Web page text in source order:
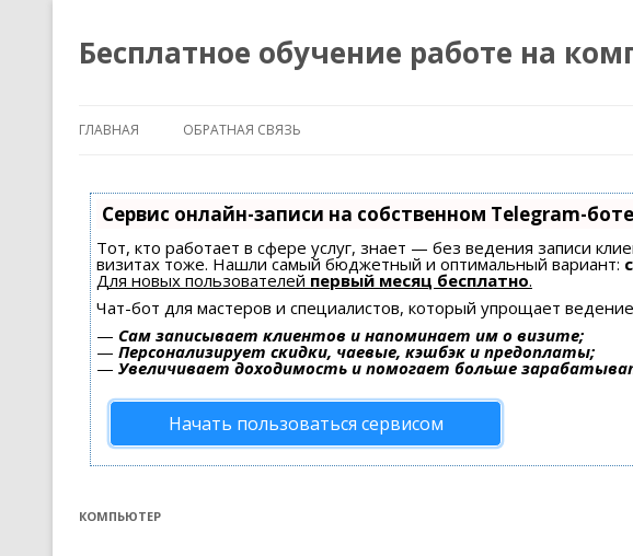
Бесплатное обучение работе на
ГЛАВНАЯ ОБРАТНАЯ СВЯЗЬ
Сервис онлайн-записи на собственном Telegram-боте
Тот, кто работает в сфере услуг, знает — без ведения записи
визитах тоже. Нашли самый бюджетный и оптимальный вариант:
Для новых пользователей первый месяц бесплатно.
Чат-бот для мастеров и специалистов, который упрощает
— Сам записывает клиентов и напоминает им о визите;
— Персонализирует скидки, чаевые, кэшбэк и предоплаты;
— Увеличивает доходимость и помогает больше
Начать пользоваться сервисом
КОМПЬЮТЕР